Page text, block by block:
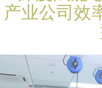
产业公司效